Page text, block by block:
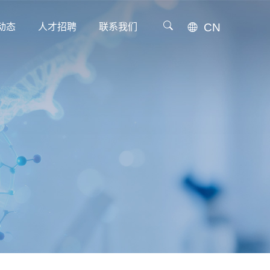
态 人才招聘
人才招聘
联系我们 CN